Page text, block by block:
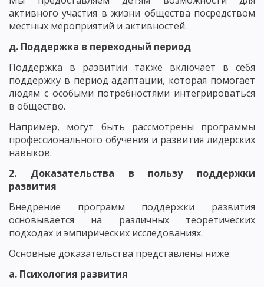
активного участия в жизни общества посредством
местных мероприятий и активностей.
д. Поддержка в переходный период
Поддержка в развитии также включает в себя
поддержку в период адаптации, которая помогает
людям с особыми потребностями интегрироваться
в общество.
Например, могут быть рассмотрены программы
профессионального обучения и развития лидерских
навыков.
2. Доказательства в пользу поддержки
развития
Внедрение программ поддержки развития
основывается на различных теоретических
подходах и эмпирических исследованиях.
Основные доказательства представлены ниже.
а. Психология развития